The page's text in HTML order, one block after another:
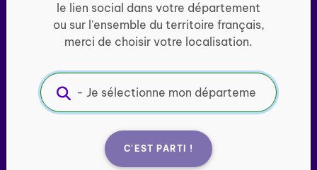
le lien social dans votre département
ou sur l'ensemble du territoire français,
merci de choisir votre localisation.
C'EST PARTI !
Ogénie s’engage pour ​le
lien social des seniors